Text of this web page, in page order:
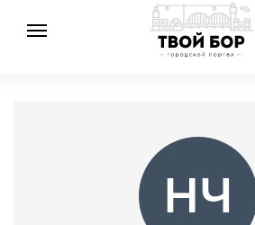
СПРАВОЧНИК
ОБЪЯВЛЕНИЯ
НЧ